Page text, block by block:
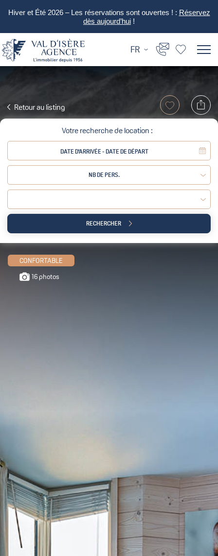
Hiver et Été 2026 – Les réservations sont ouvertes ! : Réservez
dès aujourd’hui !
FR
Retour au listing
Votre recherche de location :
NB DE PERS.
Adulte : Enfant :
RECHERCHER
CONFORTABLE
16 photos